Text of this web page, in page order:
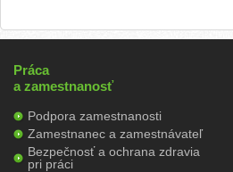
Práca
a zamestnanosť
Podpora zamestnanosti
Zamestnanec a zamestnávateľ
Bezpečnosť a ochrana zdravia
pri práci